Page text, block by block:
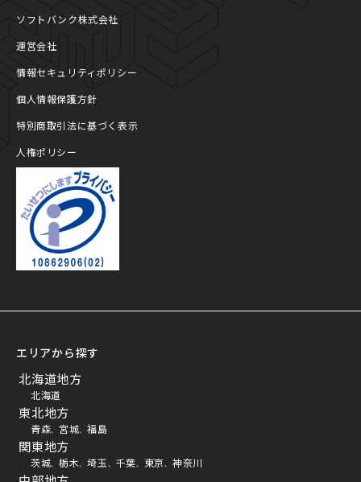
ソフトバンク株式会社
運営会社
情報セキュリティポリシー
個人情報保護方針
特別商取引法に基づく表示
人権ポリシー
エリアから探す
北海道地方
北海道
東北地方
青森、 宮城、 福島
関東地方
茨城、 栃木、 埼玉、 千葉、 東京、 神奈川